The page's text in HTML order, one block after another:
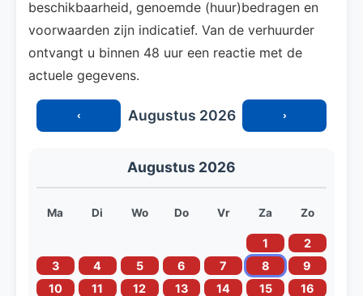
beschikbaarheid, genoemde (huur)bedragen en
voorwaarden zijn indicatief. Van de verhuurder
ontvangt u binnen 48 uur een reactie met de
actuele gegevens.
‹ Augustus 2026 ›
Augustus 2026
Ma Di Wo Do Vr Za Zo
1
2
3
4 5 6 7 8
9
10
11 12 13 14 15
16